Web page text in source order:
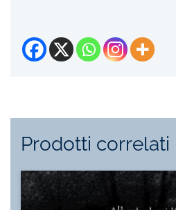
Prodotti correlati